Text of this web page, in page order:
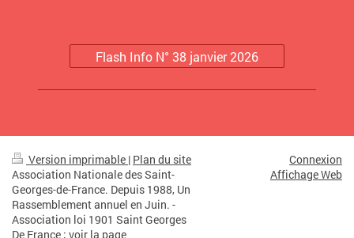
Flash Info N° 38 janvier 2026
Version imprimable | Plan du site
Association Nationale des Saint-
Georges-de-France. Depuis 1988, Un
Rassemblement annuel en Juin. -
Association loi 1901 Saint Georges
De France ; voir la page
Connexion
Affichage Web